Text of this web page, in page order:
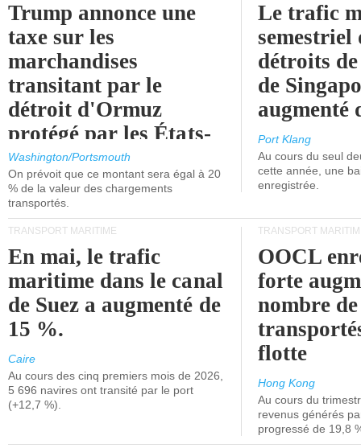
Trump annonce une
taxe sur les
marchandises
transitant par le
détroit d'Ormuz
protégé par les États-
Unis.
Washington/Portsmouth
On prévoit que ce montant sera égal à 20
% de la valeur des chargements
transportés.
Le trafic
semestriel
détroits
de
augmenté
Port Klang
Au cours du seul
cette année, une
enregistrée.
TRANSPORT MARITIME
En mai, le trafic
maritime dans le canal
de Suez a augmenté de
15 %.
Caire
Au cours des cinq premiers mois de 2026,
5 696 navires ont transité par le port
(+12,7 %).
TRANSPORT
OOCL
forte
nombre
flotte
Hong Kong
Au cours du
revenus générés
progressé de 19,8